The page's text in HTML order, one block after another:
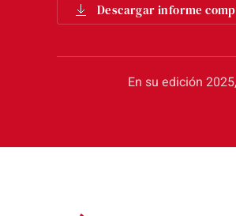
Descargar informe
En su edición